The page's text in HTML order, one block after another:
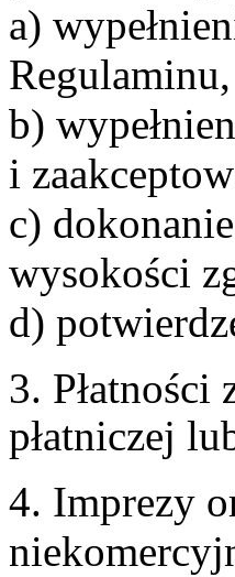
a)
Regulaminu,
b)
i
c)
wysokości
d)
3. Płatności
płatniczej
4. Imprezy